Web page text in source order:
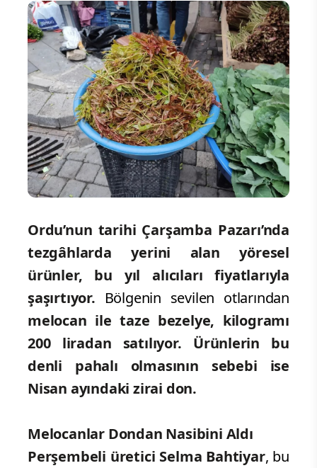
Ordu’nun tarihi Çarşamba Pazarı’nda
tezgâhlarda yerini alan yöresel
ürünler, bu yıl alıcıları fiyatlarıyla
şaşırtıyor. Bölgenin sevilen otlarından
melocan ile taze bezelye, kilogramı
200 liradan satılıyor. Ürünlerin bu
denli pahalı olmasının sebebi ise
Nisan ayındaki zirai don.
Melocanlar Dondan Nasibini Aldı
Perşembeli üretici Selma Bahtiyar, bu